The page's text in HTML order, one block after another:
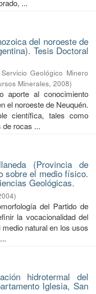
...
del noroeste de
Tesis Doctoral
Geológico Minero
Minerales, 2008)
aporte al conocimiento
el noroeste de Neuquén.
científica, tales como
de rocas ...
(Provincia de
sobre el medio físico.
Geológicas.
)
del Partido de
la vocacionalidad del
natural en los usos
hidrotermal del
Iglesia, San